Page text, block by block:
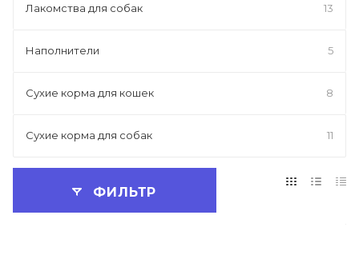
Лакомства для собак 13
Наполнители 5
Сухие корма для кошек 8
Сухие корма для собак 11
ФИЛЬТР